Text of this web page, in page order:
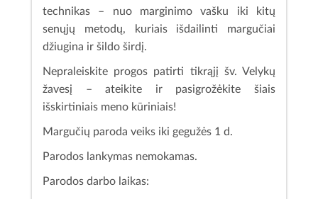
technikas – nuo marginimo vašku iki kitų
senųjų metodų, kuriais išdailinti margučiai
džiugina ir šildo širdį.
Nepraleiskite progos patirti tikrąjį šv. Velykų
žavesį – ateikite ir pasigrožėkite šiais
išskirtiniais meno kūriniais!
Margučių paroda veiks iki gegužės 1 d.
Parodos lankymas nemokamas.
Parodos darbo laikas: